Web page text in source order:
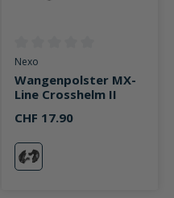
0 von 5 Sternen
Durchschnittliche Bewertung
Nexo
Wangenpolster MX-
Line Crosshelm II
CHF 17.90
neutral